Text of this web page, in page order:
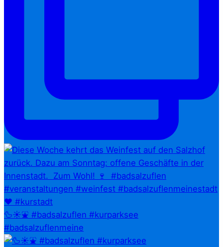
🦆☀️⛲ #badsalzuflen #kurparksee
#badsalzuflenmeine